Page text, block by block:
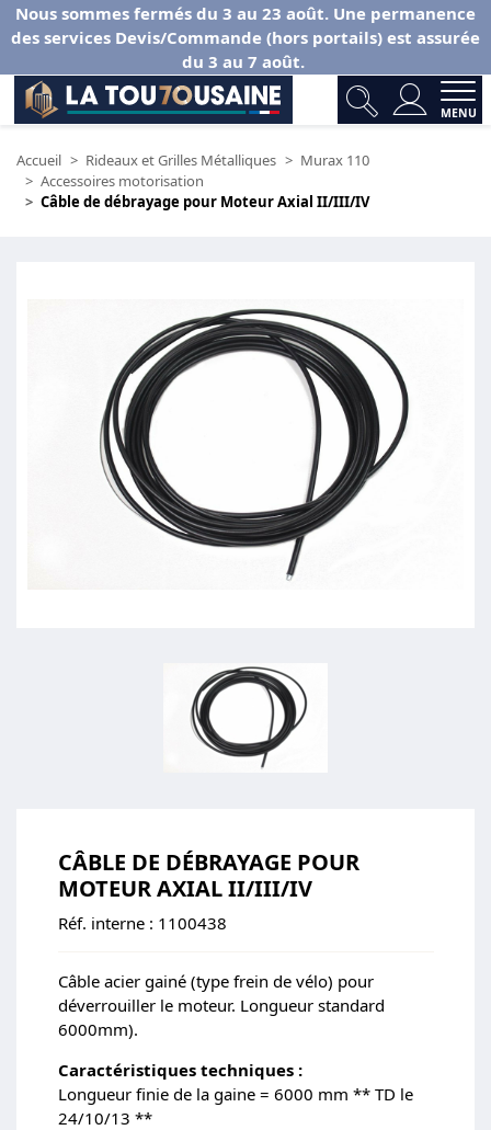
Nous sommes fermés du 3 au 23 août. Une permanence
des services Devis/Commande (hors portails) est assurée
du 3 au 7 août.
MENU
Accueil Rideaux et Grilles Métalliques
Murax 110
Accessoires motorisation
Câble de débrayage pour Moteur Axial II/III/IV
CÂBLE DE DÉBRAYAGE POUR
MOTEUR AXIAL II/III/IV
Réf. interne : 1100438
Câble acier gainé (type frein de vélo) pour
déverrouiller le moteur. Longueur standard
6000mm).
Caractéristiques techniques :
Longueur finie de la gaine = 6000 mm ** TD le
24/10/13 **